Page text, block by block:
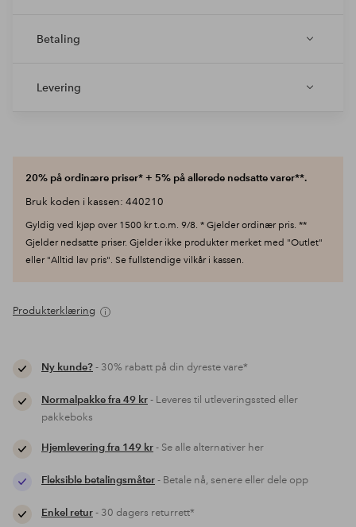
Betaling
Levering
20% på ordinære priser* + 5% på allerede nedsatte varer**.
Bruk koden i kassen: 440210
Gyldig ved kjøp over 1500 kr t.o.m. 9/8. * Gjelder ordinær pris. **
Gjelder nedsatte priser. Gjelder ikke produkter merket med "Outlet"
eller "Alltid lav pris". Se fullstendige vilkår i kassen.
Produkterklæring
Ny kunde?- 30% rabatt på din dyreste vare*
Normalpakke fra 49 kr- Leveres til utleveringssted eller
pakkeboks
Hjemlevering fra 149 kr- Se alle alternativer her
Fleksible betalingsmåter- Betale nå, senere eller dele opp
Enkel retur- 30 dagers returrett*